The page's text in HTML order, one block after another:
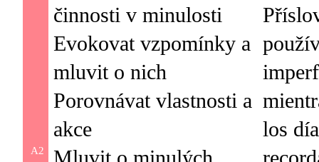
A2
činnosti v minulosti
Evokovat vzpomínky a
mluvit o nich
Porovnávat vlastnosti a
akce
los